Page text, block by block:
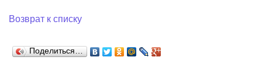
Возврат к списку
Поделиться…